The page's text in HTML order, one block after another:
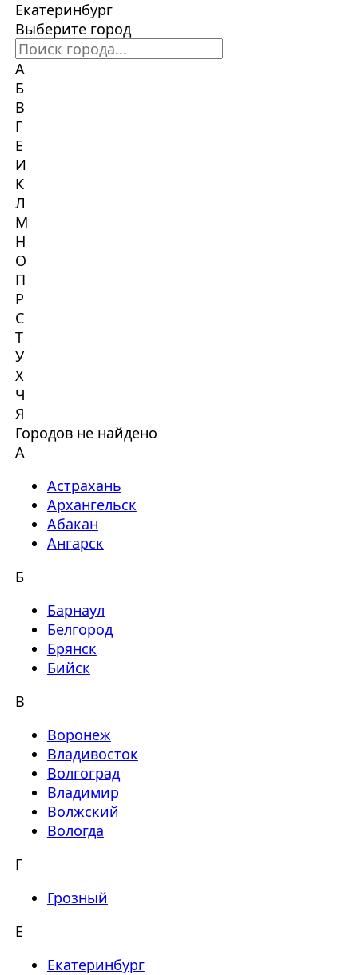
Екатеринбург
Выберите город
А
Б
В
Г
Е
И
К
Л
М
Н
О
П
Р
С
Т
У
Х
Ч
Я
Городов не найдено
А
Астрахань
Архангельск
Абакан
Ангарск
Б
Барнаул
Белгород
Брянск
Бийск
В
Воронеж
Владивосток
Волгоград
Владимир
Волжский
Вологда
Г
Грозный
Е
Екатеринбург